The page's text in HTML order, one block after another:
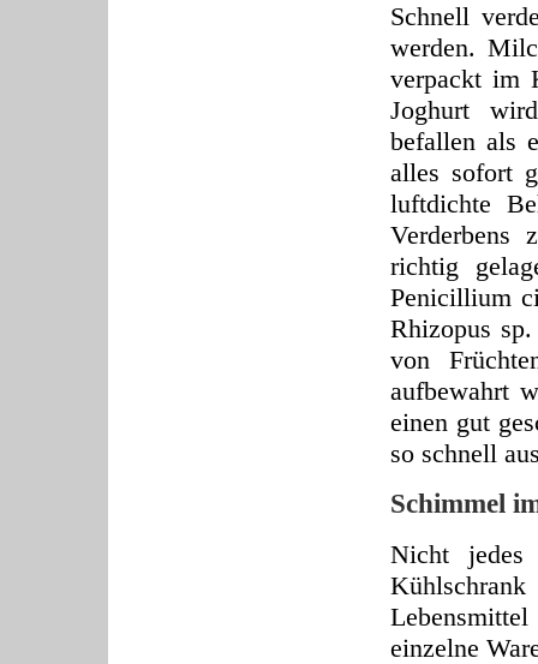
Schnell
werden.
verpackt im
Joghurt
befallen als
alles sofort
luftdichte
Verderbens
richtig
Penicillium
Rhizopus
von
aufbewahrt
einen gut
so schnell
Schimmel
Nicht jedes
einzelne